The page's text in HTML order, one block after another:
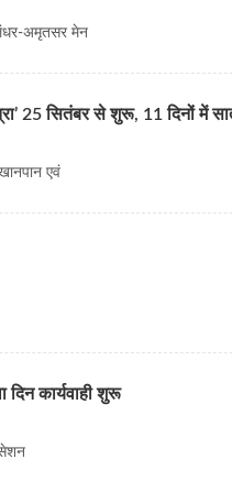
अमृतसर मेन
25 सितंबर से शुरू, 11 दिनों में सात
एवं
कार्यवाही शुरू